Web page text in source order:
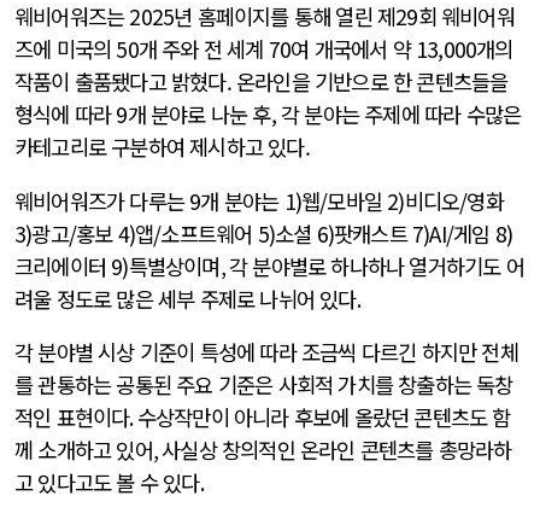
웨비어워즈는 2025년 홈페이지를 통해 열린 제29회 웨비어워
즈에 미국의 50개 주와 전 세계 70여 개국에서 약 13,000개의
작품이 출품됐다고 밝혔다. 온라인을 기반으로 한 콘텐츠들을
형식에 따라 9개 분야로 나눈 후, 각 분야는 주제에 따라 수많은
카테고리로 구분하여 제시하고 있다.
웨비어워즈가 다루는9개 분야는 1)웹/모바일 2)비디오/영화
3)광고/홍보4)앱/소프트웨어 5)소셜 6)팟캐스트7)AI/게임 8)
크리에이터 9)특별상이며,각 분야별로 하나하나 열거하기도 어
려울 정도로 많은 세부 주제로 나뉘어 있다.
각 분야별 시상 기준이 특성에 따라 조금씩 다르긴 하지만 전체
를 관통하는 공통된 주요 기준은 사회적 가치를 창출하는 독창
적인 표현이다.수상작만이 아니라 후보에 올랐던 콘텐츠도 함
께 소개하고 있어,사실상 창의적인 온라인 콘텐츠를 총망라하
고 있다고도 볼 수 있다.